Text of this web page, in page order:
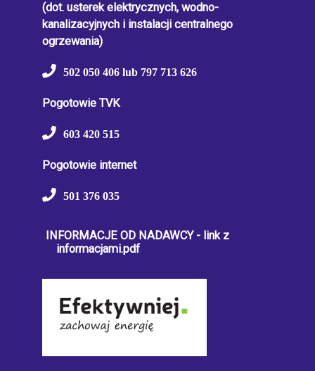
(dot. usterek elektrycznych, wodno-
kanalizacyjnych i instalacji centralnego
ogrzewania)
502 050 406 lub 797 713 626
Pogotowie TVK
603 420 515
Pogotowie internet
501 376 035
INFORMACJE OD NADAWCY - link z
informacjami.pdf